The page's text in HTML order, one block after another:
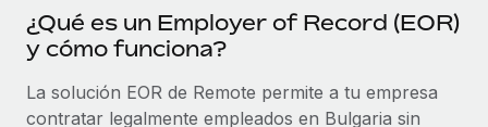
Pregunta a un experto
Obtén ayuda de gente experta en RR. HH. globales
y cumplimiento normativo.
CASOS PRÁCTICOS
Consulta todos los recursos
¿Qué es un Employer of Record (EOR)
y cómo funciona?
La solución EOR de Remote permite a tu empresa
contratar legalmente empleados en Bulgaria sin